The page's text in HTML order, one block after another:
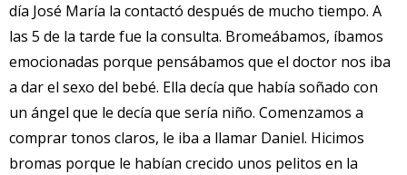
día José María la contactó después de mucho tiempo. A
las 5 de la tarde fue la consulta. Bromeábamos, íbamos
emocionadas porque pensábamos que el doctor nos iba
a dar el sexo del bebé. Ella decía que había soñado con
un ángel que le decía que sería niño. Comenzamos a
comprar tonos claros, le iba a llamar Daniel. Hicimos
bromas porque le habían crecido unos pelitos en la